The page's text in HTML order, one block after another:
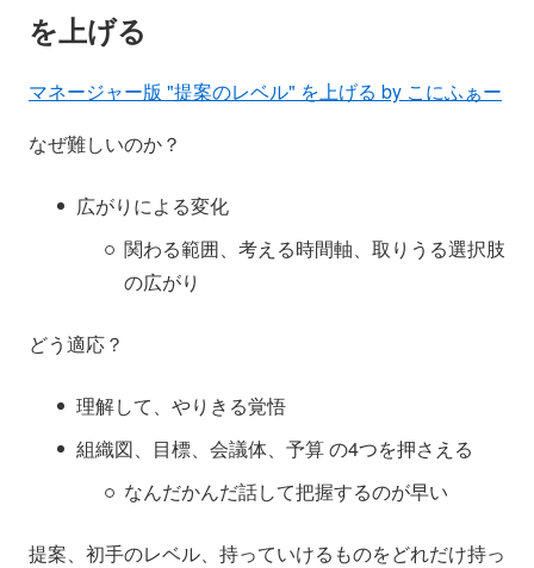
を上げる
マネージャー版 "提案のレベル" を上げる by こにふぁー
なぜ難しいのか？
広がりによる変化
関わる範囲、考える時間軸、取りうる選択肢
の広がり
どう適応？
理解して、やりきる覚悟
組織図、目標、会議体、予算 の4つを押さえる
なんだかんだ話して把握するのが早い
提案、初手のレベル、持っていけるものをどれだけ持っ